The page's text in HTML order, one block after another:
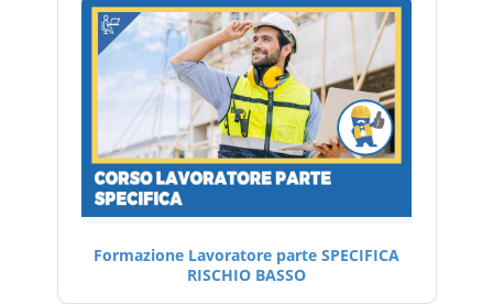
Formazione Lavoratore parte SPECIFICA
RISCHIO BASSO